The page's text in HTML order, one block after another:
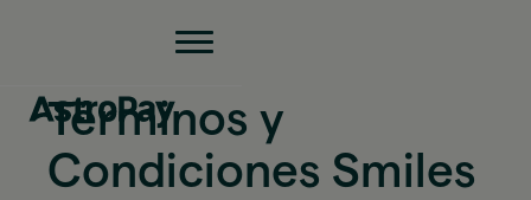
Términos y
Condiciones Smiles